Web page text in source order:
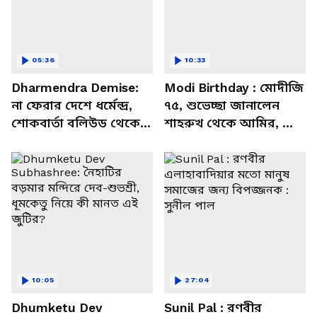
Dharmendra Demise:
না ফেরার দেশে ধর্মেন্দ্র,
শোকবার্তা বলিউড থেকে
05:36
Modi Birthday : মোদীজি
৭৫, শুভেচ্ছা জানালেন
শাহরুখ থেকে আমির, কী
10:33
Dhumketu Dev
10:05
Sunil Pal : রণবীর
27:04